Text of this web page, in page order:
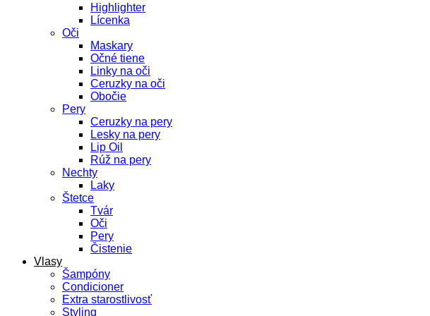
Highlighter
Lícenka
Oči
Maskary
Očné tiene
Linky na oči
Ceruzky na oči
Obočie
Pery
Ceruzky na pery
Lesky na pery
Lip Oil
Rúž na pery
Nechty
Laky
Štetce
Tvár
Oči
Pery
Čistenie
Vlasy
Šampóny
Condicioner
Extra starostlivosť
Styling